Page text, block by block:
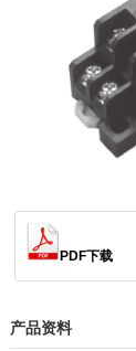
PDF下载
产品资料